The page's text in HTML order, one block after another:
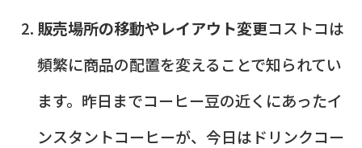
販売場所の移動やレイアウト変更コストコは
頻繁に商品の配置を変えることで知られてい
ます。昨日までコーヒー豆の近くにあったイ
ンスタントコーヒーが、今日はドリンクコー